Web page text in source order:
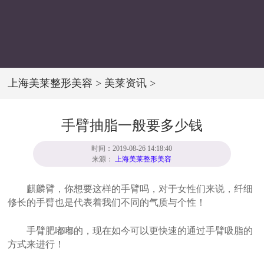
上海美莱整形美容 > 美莱资讯 >
手臂抽脂一般要多少钱
时间：2019-08-26 14:18:40
来源：上海美莱整形美容
麒麟臂，你想要这样的手臂吗，对于女性们来说，纤细
修长的手臂也是代表着我们不同的气质与个性！
手臂肥嘟嘟的，现在如今可以更快速的通过手臂吸脂的
方式来进行！